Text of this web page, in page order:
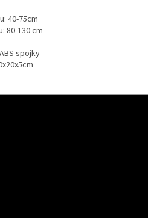
40-75cm
80-130 cm
spojky